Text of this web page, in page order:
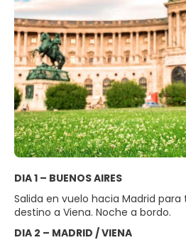
DIA 1 – BUENOS AIRES
Salida en vuelo hacia Madrid
destino a Viena. Noche a bordo.
DIA 2 – MADRID / VIENA